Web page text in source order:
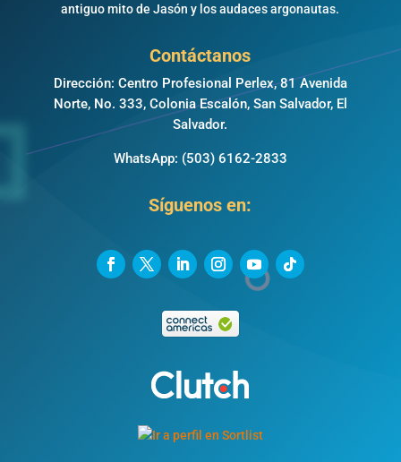
antiguo mito de Jasón y los audaces argonautas.
Contáctanos
Dirección: Centro Profesional Perlex, 81 Avenida
Norte, No. 333, Colonia Escalón, San Salvador, El
Salvador.
WhatsApp: (503) 6162-2833
Síguenos en: